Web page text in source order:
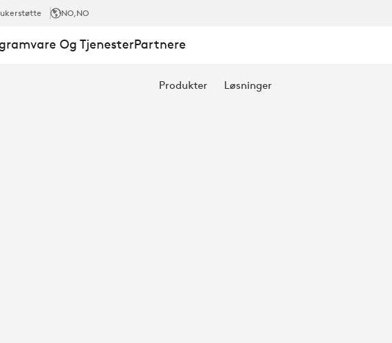
NO,NO
Og TjenesterPartnere
Produkter Løsninger